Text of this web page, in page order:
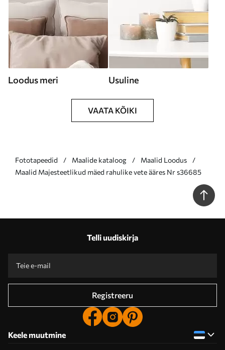
Loodus meri Usuline
VAATA KÕIKI
Fototapeedid Maalide kataloog
Maalid Loodus
Maalid Majesteetlikud mäed rahulike vete ääres Nr s36685
Telli uudiskirja
Registreeru
Keele muutmine